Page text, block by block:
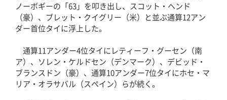
ノーボギーの「63」を叩き出し、スコット・ヘンド
（豪）、ブレット・クイグリー（米）と並ぶ通算12アン
ダー首位タイに浮上した。
通算11アンダー4位タイにレティーフ・グーセン（南
ア）、ソレン・ケルドセン（デンマーク）、デビッド・
ブランスドン（豪）、通算10アンダー7位タイにホセ・マ
リア・オラサバル（スペイン）らが続く。